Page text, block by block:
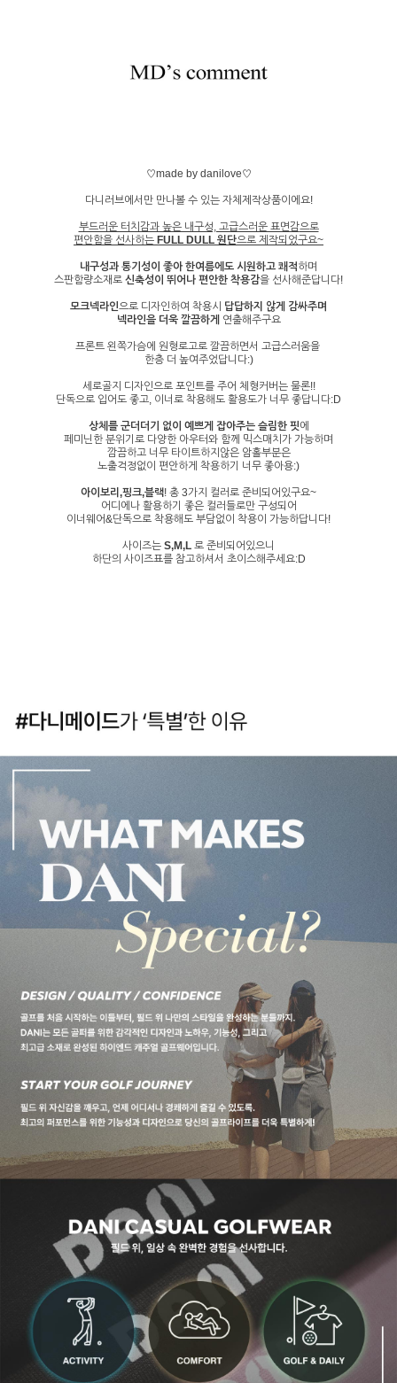
♡made by danilove♡
다니러브에서만 만나볼 수 있는 자체제작상품이에요!
부드러운 터치감과 높은 내구성, 고급스러운 표면감으로
편안함을 선사하는 FULL DULL 원단으로 제작되었구요~
내구성과 통기성이 좋아 한여름에도 시원하고 쾌적하며
스판함량소재로 신축성이 뛰어나 편안한 착용감을 선사해준답니다!
모크넥라인으로 디자인하여 착용시 답답하지 않게 감싸주며
넥라인을 더욱 깔끔하게 연출해주구요
프론트 왼쪽가슴에 원형로고로 깔끔하면서 고급스러움을
한층 더 높여주었답니다:)
세로골지 디자인으로 포인트를 주어 체형커버는 물론!!
단독으로 입어도 좋고, 이너로 착용해도 활용도가 너무 좋답니다:D
상체를 군더더기 없이 예쁘게 잡아주는 슬림한 핏에
페미닌한 분위기로 다양한 아우터와 함께 믹스매치가 가능하며
깜끔하고 너무 타이트하지않은 암홀부분은
노출걱정없이 편안하게 착용하기 너무 좋아용:)
아이보리,핑크,블랙! 총 3가지 컬러로 준비되어있구요~
어디에나 활용하기 좋은 컬러들로만 구성되어
이너웨어&단독으로 착용해도 부담없이 착용이 가능하답니다!
사이즈는 S,M,L 로 준비되어있으니
하단의 사이즈표를 참고하셔서 초이스해주세요:D